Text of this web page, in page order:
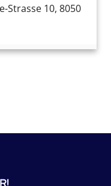
Strasse 10, 8050